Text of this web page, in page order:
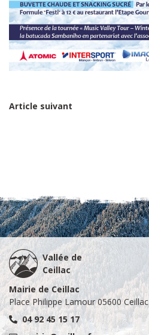
Article suivant
Vallée de
Ceillac
Mairie de Ceillac
Place Philippe Lamour 05600 Ceillac
04 92 45 15 17